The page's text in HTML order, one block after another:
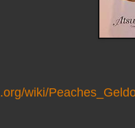
wiki/